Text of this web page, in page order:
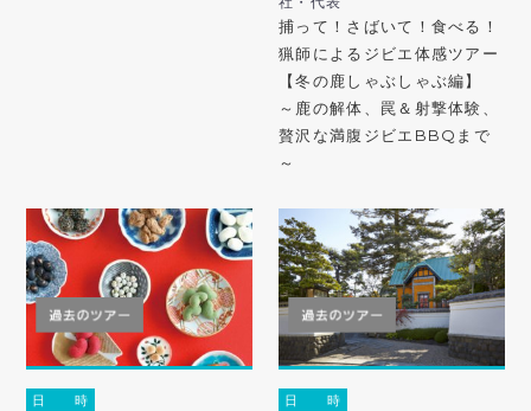
捕って！さばいて！食べる！
猟師によるジビエ体感ツアー
【冬の鹿しゃぶしゃぶ編】
～鹿の解体、罠＆射撃体験、
贅沢な満腹ジビエBBQまで
～
日 時 日 時